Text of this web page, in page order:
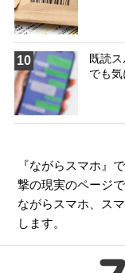
10
既読
でも気
『ながらスマホ』
撃の現実のページ
ながらスマホ
ス
します。